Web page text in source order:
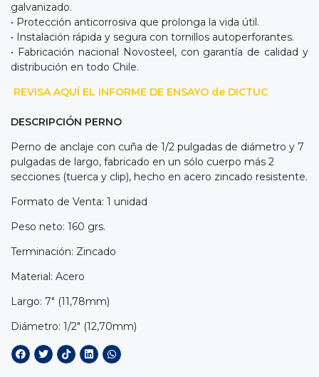
galvanizado.
• Protección anticorrosiva que prolonga la vida útil.
• Instalación rápida y segura con tornillos autoperforantes.
• Fabricación nacional Novosteel, con garantía de calidad y
distribución en todo Chile.
REVISA AQUÍ EL INFORME DE ENSAYO de DICTUC
DESCRIPCIÓN PERNO
Perno de anclaje con cuña de 1/2 pulgadas de diámetro y 7
pulgadas de largo, fabricado en un sólo cuerpo más 2
secciones (tuerca y clip), hecho en acero zincado resistente.
Formato de Venta: 1 unidad
Peso neto: 160 grs.
Terminación: Zincado
Material: Acero
Largo: 7" (11,78mm)
Diámetro: 1/2" (12,70mm)